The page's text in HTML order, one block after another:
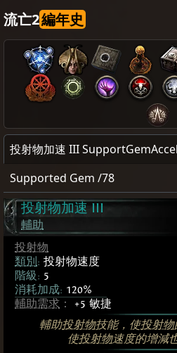
流亡2編年史
投射物加速 III
Supported Gem /78
投射物加速 III
輔助
投射物
類別 : 投射物速度
階級: 5
消耗加成: 120%
輔助需求 ： +5 敏捷
輔助投射物技能，使投射物
使投射物速度的增減